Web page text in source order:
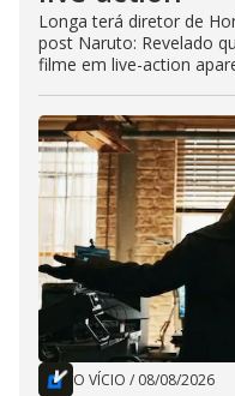
Longa terá diretor de
post Naruto: Revelado
filme em live-action
O VÍCIO / 08/08/2026